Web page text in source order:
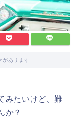
があります
みたいけど、難
か？